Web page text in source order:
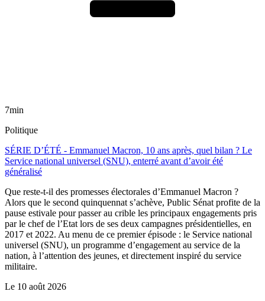
7min
Politique
SÉRIE D’ÉTÉ - Emmanuel Macron, 10 ans après, quel bilan ? Le
Service national universel (SNU), enterré avant d’avoir été
généralisé
Que reste-t-il des promesses électorales d’Emmanuel Macron ?
Alors que le second quinquennat s’achève, Public Sénat profite de la
pause estivale pour passer au crible les principaux engagements pris
par le chef de l’Etat lors de ses deux campagnes présidentielles, en
2017 et 2022. Au menu de ce premier épisode : le Service national
universel (SNU), un programme d’engagement au service de la
nation, à l’attention des jeunes, et directement inspiré du service
militaire.
Le 10 août 2026